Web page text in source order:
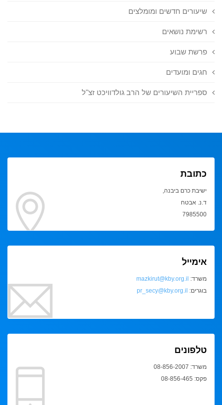
שיעורים חדשים ומומלצים
רשימת נושאים
פרשת שבוע
חגים ומועדים
ספריית השיעורים של הרב גולדוויכט זצ"ל
כתובת
ישיבת כרם ביבנה,
ד.נ. אבטח
7985500
אימייל
משרד: mazkirut@kby.org.il
בוגרים: pr_secy@kby.org.il
טלפונים
משרד: 08-856-2007
פקס: 08-856-465